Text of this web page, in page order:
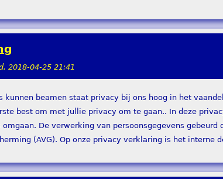
2018-04-25 21:41
kunnen beamen staat privacy bij ons hoog in het
best om met jullie privacy om te gaan.. In deze
De verwerking van persoonsgegevens gebeurd
(AVG). Op onze privacy verklaring is het interne